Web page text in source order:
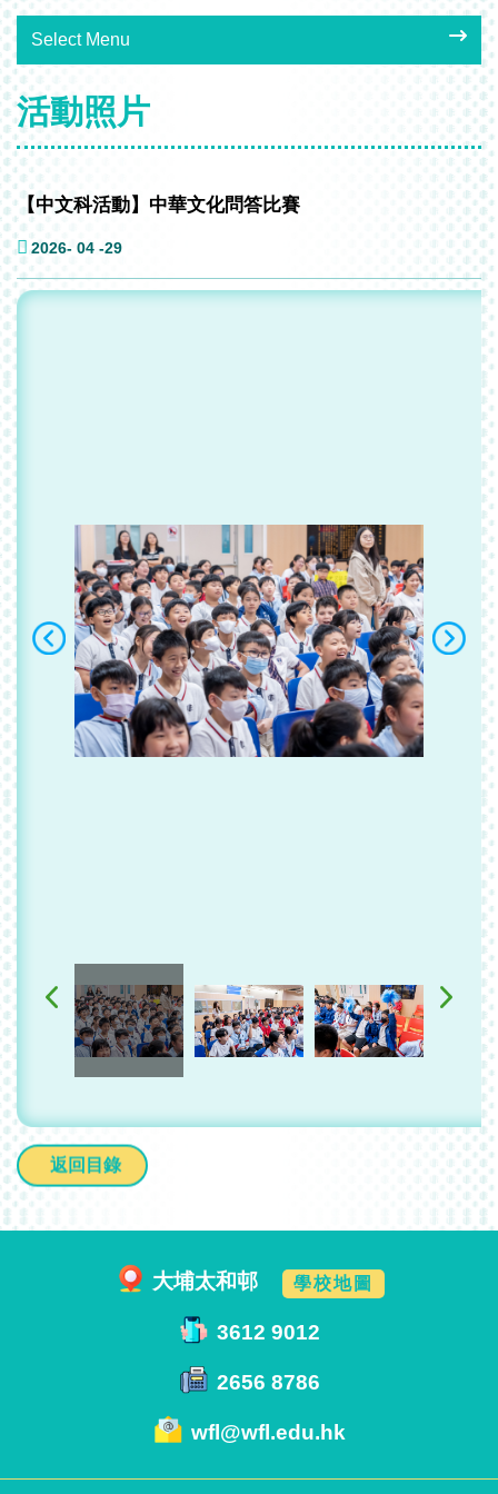
Select Menu
活動照片
【中文科活動】中華文化問答比賽
2026- 04 -29
返回目錄
大埔太和邨 學校地圖
3612 9012
2656 8786
wfl@wfl.edu.hk